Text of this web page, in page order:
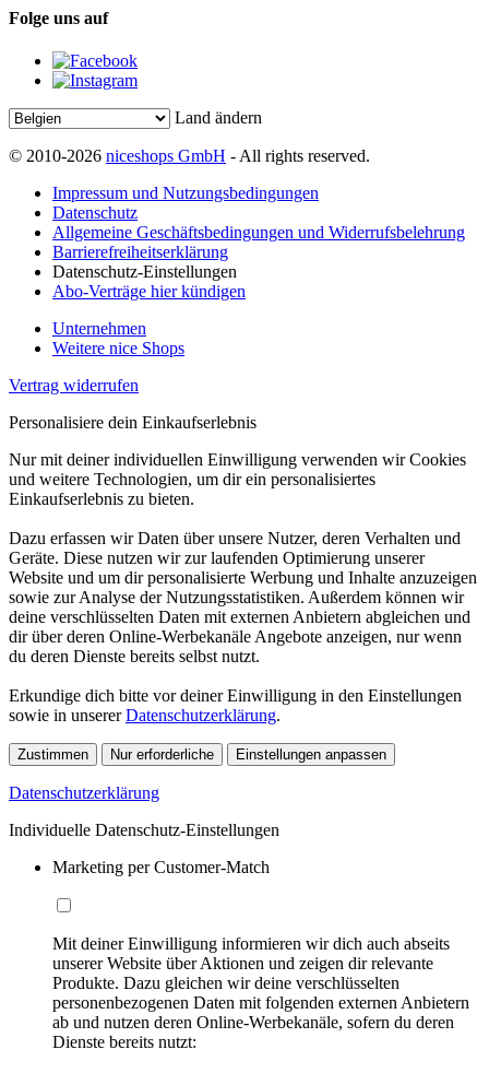
Folge uns auf
Land ändern
© 2010-2026 niceshops GmbH - All rights reserved.
Impressum und Nutzungsbedingungen
Datenschutz
Allgemeine Geschäftsbedingungen und Widerrufsbelehrung
Barrierefreiheitserklärung
Datenschutz-Einstellungen
Abo-Verträge hier kündigen
Unternehmen
Weitere nice Shops
Vertrag widerrufen
Personalisiere dein Einkaufserlebnis
Nur mit deiner individuellen Einwilligung verwenden wir Cookies
und weitere Technologien, um dir ein personalisiertes
Einkaufserlebnis zu bieten.
Dazu erfassen wir Daten über unsere Nutzer, deren Verhalten und
Geräte. Diese nutzen wir zur laufenden Optimierung unserer
Website und um dir personalisierte Werbung und Inhalte anzuzeigen
sowie zur Analyse der Nutzungsstatistiken. Außerdem können wir
deine verschlüsselten Daten mit externen Anbietern abgleichen und
dir über deren Online-Werbekanäle Angebote anzeigen, nur wenn
du deren Dienste bereits selbst nutzt.
Erkundige dich bitte vor deiner Einwilligung in den Einstellungen
sowie in unsererDatenschutzerklärung.
Zustimmen Nur erforderliche Einstellungen anpassen
Datenschutzerklärung
Individuelle Datenschutz-Einstellungen
Marketing per Customer-Match
Mit deiner Einwilligung informieren wir dich auch abseits
unserer Website über Aktionen und zeigen dir relevante
Produkte. Dazu gleichen wir deine verschlüsselten
personenbezogenen Daten mit folgenden externen Anbietern
ab und nutzen deren Online-Werbekanäle, sofern du deren
Dienste bereits nutzt: